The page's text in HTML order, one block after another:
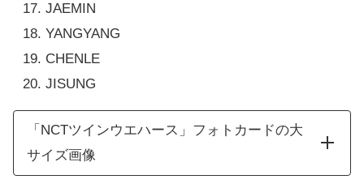
JAEMIN
YANGYANG
CHENLE
JISUNG
「NCTツインウエハース」フォトカードの大
サイズ画像